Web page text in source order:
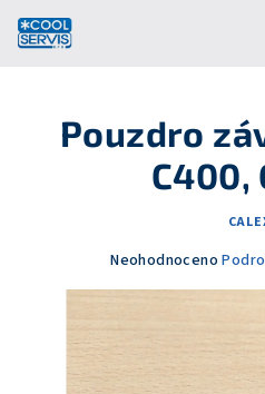
obsah
Pouzdro
C400,
Průměrné
je
0,0
Neohodnoceno